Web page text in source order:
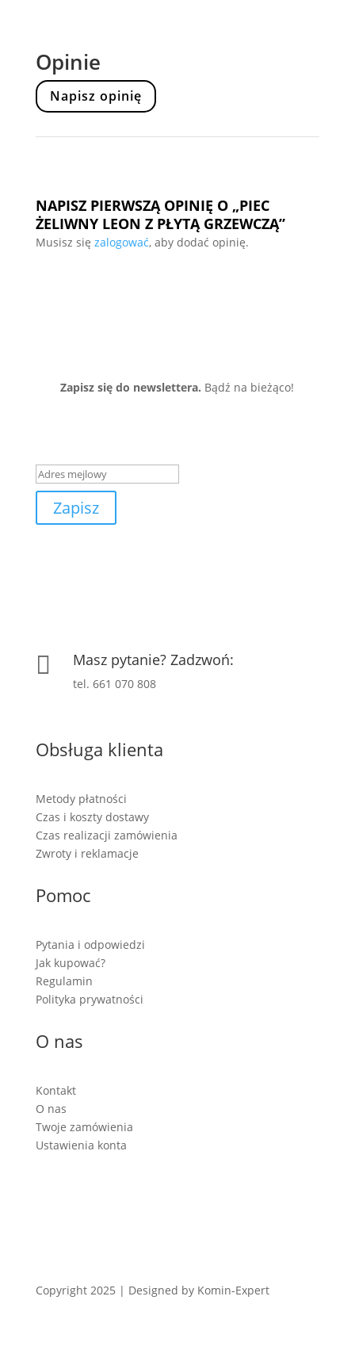
Opinie
Napisz opinię
NAPISZ PIERWSZĄ OPINIĘ O „PIEC
ŻELIWNY LEON Z PŁYTĄ GRZEWCZĄ”
Musisz się zalogować, aby dodać opinię.
Zapisz się do newslettera. Bądź na bieżąco!
Zapisz
 Masz pytanie? Zadzwoń:
tel. 661 070 808
Obsługa klienta
Metody płatności
Czas i koszty dostawy
Czas realizacji zamówienia
Zwroty i reklamacje
Pomoc
Pytania i odpowiedzi
Jak kupować?
Regulamin
Polityka prywatności
O nas
Kontakt
O nas
Twoje zamówienia
Ustawienia konta
Copyright 2025 | Designed by Komin-Expert